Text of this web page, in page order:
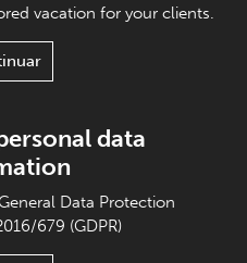
vacation for your clients.
data
Data Protection
679 (GDPR)